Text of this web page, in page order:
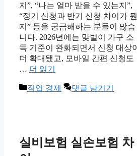
지”, “나는 얼마 받을 수 있는지”,
“정기 신청과 반기 신청 차이가 뭔
지” 등을 궁금해하는 분들이 많습
니다. 2026년에는 맞벌이 가구 소
득 기준이 완화되면서 신청 대상이
더 확대됐고, 모바일 간편 신청도
… 더 읽기
카
직업 경제 댓글 남기기
실비보험 실손보험 차